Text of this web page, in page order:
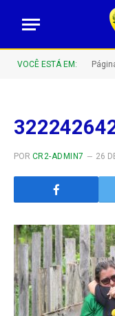
VOCÊ ESTÁ EM:
POR CR2-ADMIN7 26